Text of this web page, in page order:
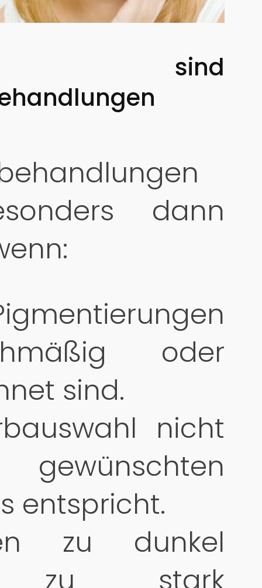
sind
dann
oder
sind.
nicht
entspricht.
zu dunkel
zu stark